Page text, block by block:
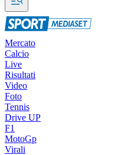
Mercato
Calcio
Live
Risultati
Video
Foto
Tennis
Drive UP
F1
MotoGp
Virali